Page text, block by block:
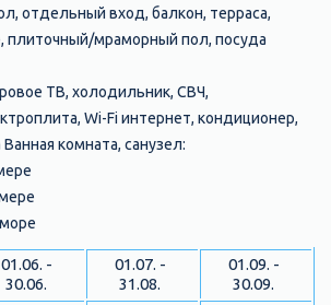
отдельный вход, балкон, терраса,
плиточный/мраморный пол, посуда
ТВ, холодильник, СВЧ,
Wi-Fi интернет, кондиционер,
комната, санузел:
01.06. -
30.06.
01.07. -
31.08.
01.09. -
30.09.